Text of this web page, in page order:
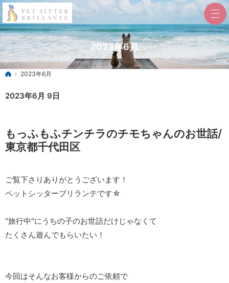
2023年6月
ホーム
2023年6月
2023年6月 9日
もっふもふチンチラのチモちゃんのお世話/
東京都千代田区
ご覧下さりありがとうございます！
ペットシッターブリランテです☆
"旅行中"にうちの子のお世話だけじゃなくて
たくさん遊んでもらいたい！
今回はそんなお客様からのご依頼で